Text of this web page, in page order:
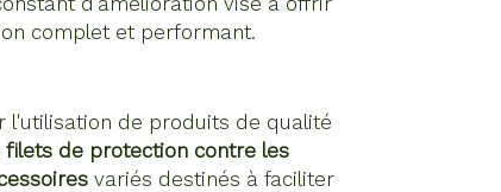
complet et performant.
l'utilisation de produits de qualité
filets de protection contre les
variés destinés à faciliter